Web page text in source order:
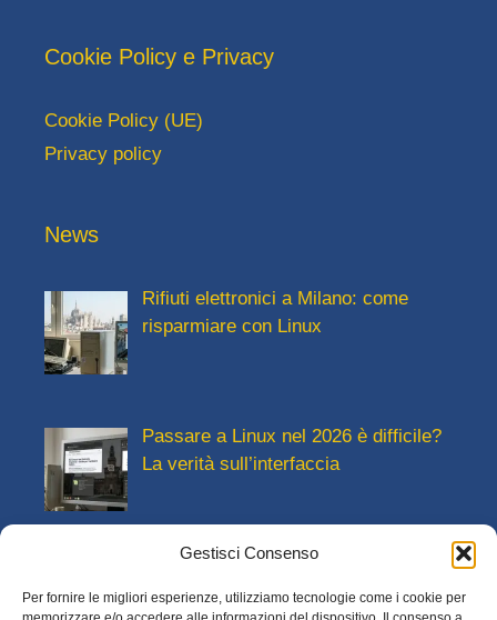
Gestisci Consenso
Per fornire le migliori esperienze, utilizziamo tecnologie come i cookie per
Cookie Policy e Privacy
Cookie Policy (UE)
Privacy policy
News
Rifiuti elettronici a Milano: come
risparmiare con Linux
Passare a Linux nel 2026 è difficile?
La verità sull’interfaccia
una postazione studio per i figli